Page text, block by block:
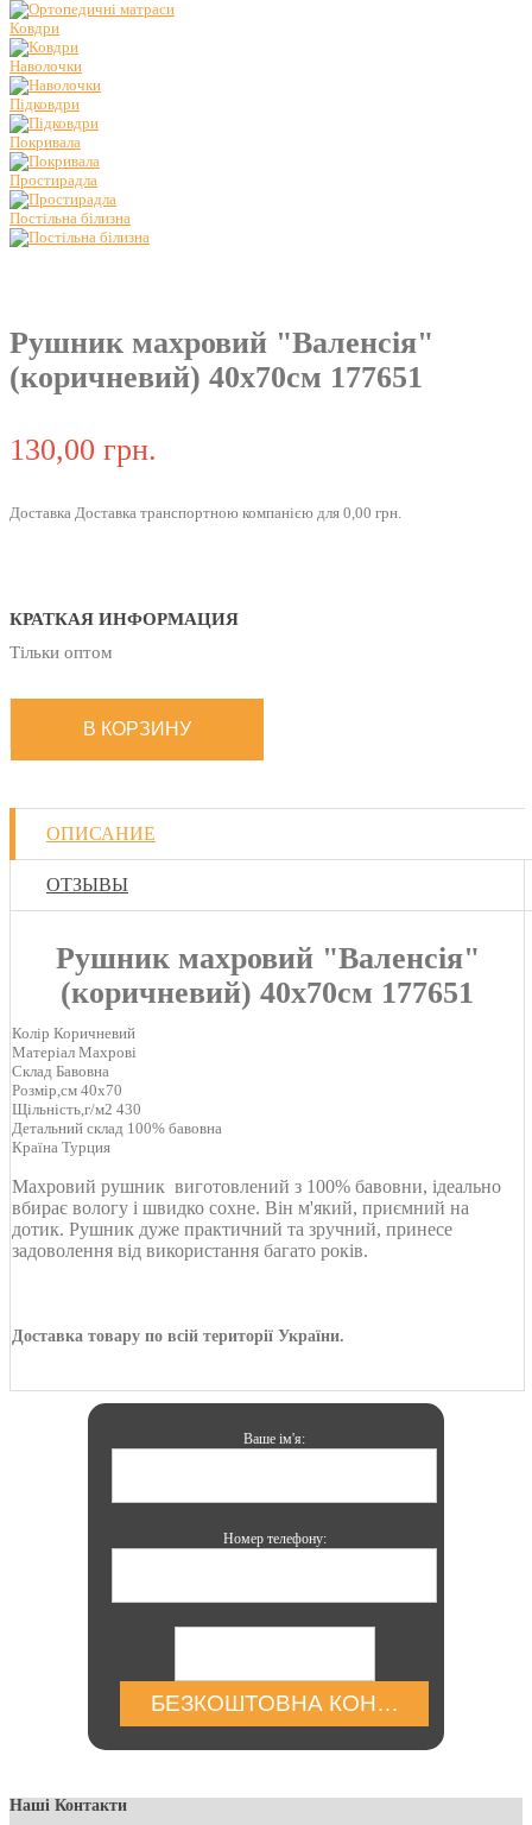
Ковдри
Наволочки
Підковдри
Покривала
Простирадла
Постільна білизна
Рушник махровий "Валенсія"
(коричневий) 40х70см 177651
130,00 грн.
Доставка Доставка транспортною компанією для 0,00 грн.
КРАТКАЯ ИНФОРМАЦИЯ
Тільки оптом
ОПИСАНИЕ
ОТЗЫВЫ
Рушник махровий "Валенсія"
(коричневий) 40х70см 177651
Колір Коричневий
Матеріал Махрові
Склад Бавовна
Розмір,см 40х70
Щільність,г/м2 430
Детальний склад 100% бавовна
Країна Турция
Махровий рушник виготовлений з 100% бавовни, ідеально
вбирає вологу і швидко сохне. Він м'який, приємний на
дотик. Рушник дуже практичний та зручний, принесе
задоволення від використання багато років.
Доставка товару по всій території України.
Ваше ім'я:
Номер телефону:
БЕЗКОШТОВНА КОНСУЛЬТАЦІЯ
Наші Контакти